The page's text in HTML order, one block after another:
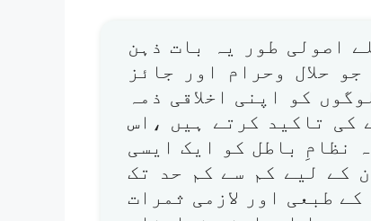
اصولی طور یہ بات ذہن
حلال وحرام اور جائز
کو اپنی اخلاقی ذمہ
کی تاکید کرتے ہیں ،اس
نظامِ باطل کو ایک ایسی
کے لیے کم سے کم حد تک
طبعی اور لازمی ثمرات